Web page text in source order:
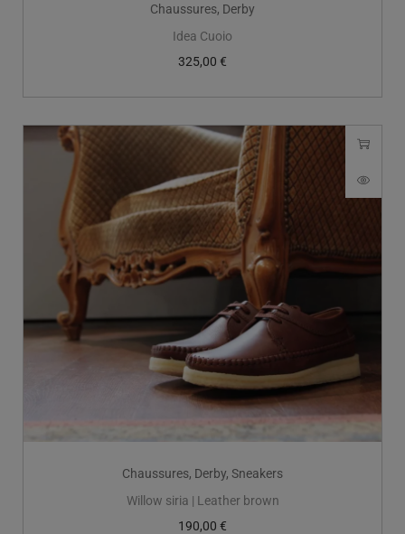
Chaussures, Derby
Idea Cuoio
325,00 €
Chaussures, Derby, Sneakers
Willow siria | Leather brown
190,00 €